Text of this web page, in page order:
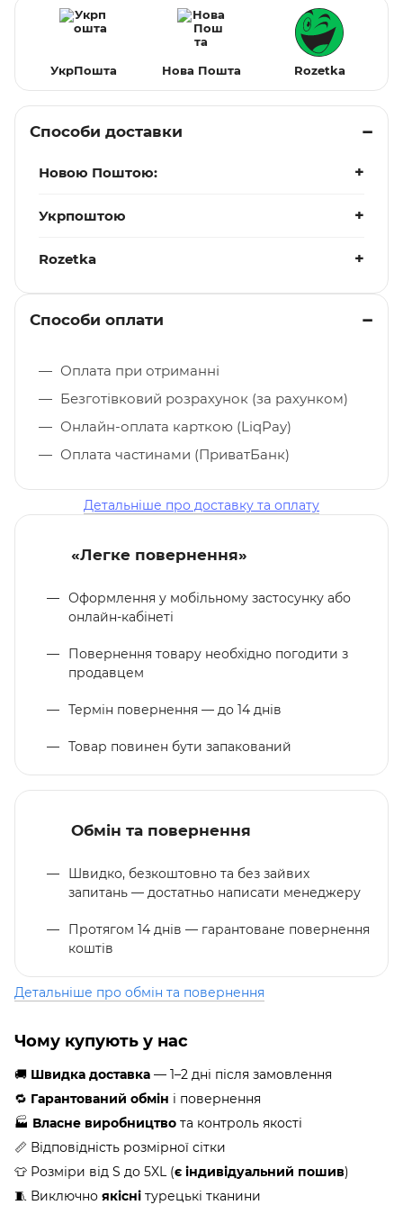
УкрПошта Нова Пошта Rozetka
Способи доставки
Новою Поштою:
Укрпоштою
Rozetka
Способи оплати
Оплата при отриманні
Безготівковий розрахунок (за рахунком)
Онлайн-оплата карткою (LiqPay)
Оплата частинами (ПриватБанк)
Детальніше про доставку та оплату
«Легке повернення»
Оформлення у мобільному застосунку або
онлайн-кабінеті
Повернення товару необхідно погодити з
продавцем
Термін повернення — до 14 днів
Товар повинен бути запакований
Обмін та повернення
Швидко, безкоштовно та без зайвих
запитань — достатньо написати менеджеру
Протягом 14 днів — гарантоване повернення
коштів
Детальніше про обмін та повернення
Чому купують у нас
🚚 Швидка доставка — 1–2 дні після замовлення
🔁 Гарантований обмін і повернення
🏭 Власне виробництво та контроль якості
📏 Відповідність розмірної сітки
👕 Розміри від S до 5XL (є індивідуальний пошив)
🧵 Виключно якісні турецькі тканини